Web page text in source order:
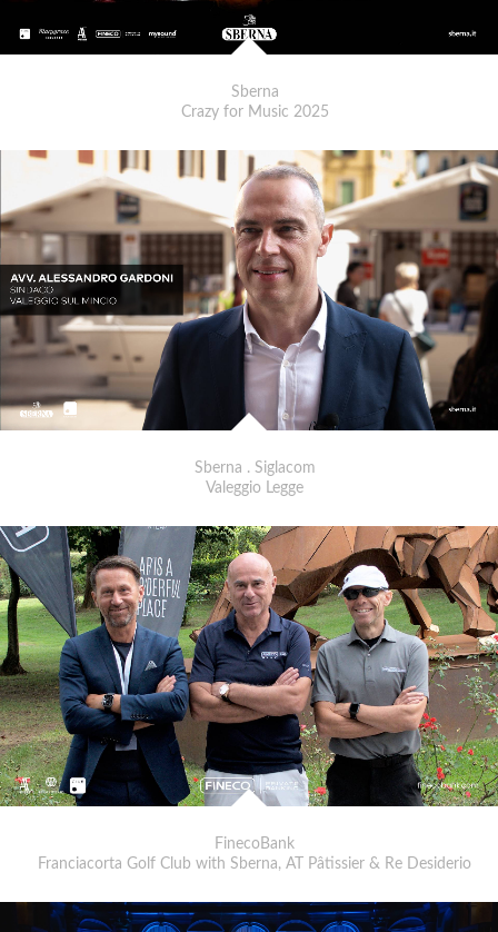
Sberna
Crazy for Music 2025
Sberna . Siglacom
Valeggio Legge
FinecoBank
Franciacorta Golf Club with Sberna, AT Pâtissier & Re Desiderio